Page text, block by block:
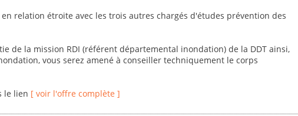
relation étroite avec les trois autres chargés d'études prévention des
de la mission RDI (référent départemental inondation) de la DDT ainsi,
vous serez amené à conseiller techniquement le corps
le lien [ voir l'offre complète ]